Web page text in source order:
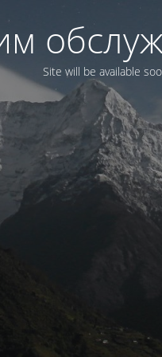
Site will be available